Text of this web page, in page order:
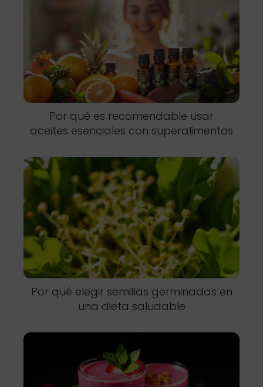
Por qué es recomendable usar
aceites esenciales con superalimentos
Por qué elegir semillas germinadas en
una dieta saludable